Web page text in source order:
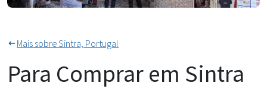
o ano todo
Mais sobre Sintra, Portugal
Para Comprar em Sintra